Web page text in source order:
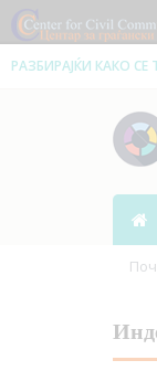
РАЗБИРАЈЌИ КАКО